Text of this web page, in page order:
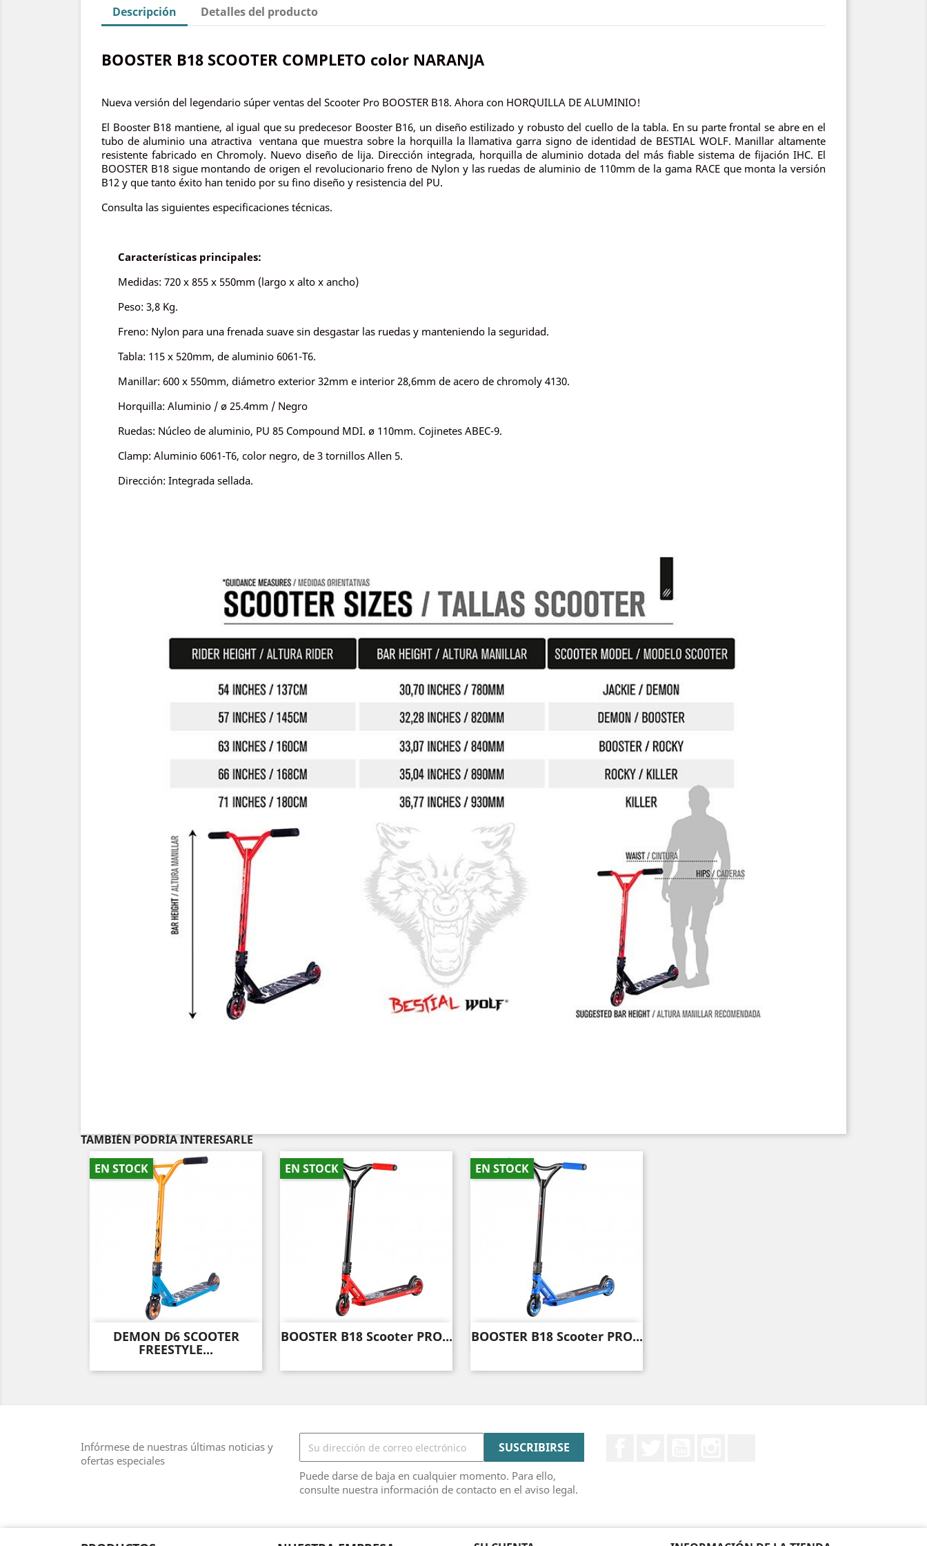
Descripción Detalles del producto
BOOSTER B18 SCOOTER COMPLETO color NARANJA
Nueva versión del legendario súper ventas del Scooter Pro BOOSTER B18. Ahora con HORQUILLA DE ALUMINIO!
El Booster B18 mantiene, al igual que su predecesor Booster B16, un diseño estilizado y robusto del cuello de la tabla. En su parte frontal se abre en el
tubo de aluminio una atractiva ventana que muestra sobre la horquilla la llamativa garra signo de identidad de BESTIAL WOLF. Manillar altamente
resistente fabricado en Chromoly. Nuevo diseño de lija. Dirección integrada, horquilla de aluminio dotada del más fiable sistema de fijación IHC. El
BOOSTER B18 sigue montando de origen el revolucionario freno de Nylon y las ruedas de aluminio de 110mm de la gama RACE que monta la versión
B12 y que tanto éxito han tenido por su fino diseño y resistencia del PU.
Consulta las siguientes especificaciones técnicas.
Características principales:
Medidas: 720 x 855 x 550mm (largo x alto x ancho)
Peso: 3,8 Kg.
Freno: Nylon para una frenada suave sin desgastar las ruedas y manteniendo la seguridad.
Tabla: 115 x 520mm, de aluminio 6061-T6.
Manillar: 600 x 550mm, diámetro exterior 32mm e interior 28,6mm de acero de chromoly 4130.
Horquilla: Aluminio / ø 25.4mm / Negro
Ruedas: Núcleo de aluminio, PU 85 Compound MDI. ø 110mm. Cojinetes ABEC-9.
Clamp: Aluminio 6061-T6, color negro, de 3 tornillos Allen 5.
Dirección: Integrada sellada.
TAMBIÉN PODRÍA INTERESARLE
DEMON D6 SCOOTER
FREESTYLE...
EN STOCK
Vista rápida BOOSTER B18 Scooter PRO...
EN STOCK
Vista rápida BOOSTER B18 Scooter PRO...
EN STOCK
Vista rápida
Infórmese de nuestras últimas noticias y
ofertas especiales
Puede darse de baja en cualquier momento. Para ello,
consulte nuestra información de contacto en el aviso legal.